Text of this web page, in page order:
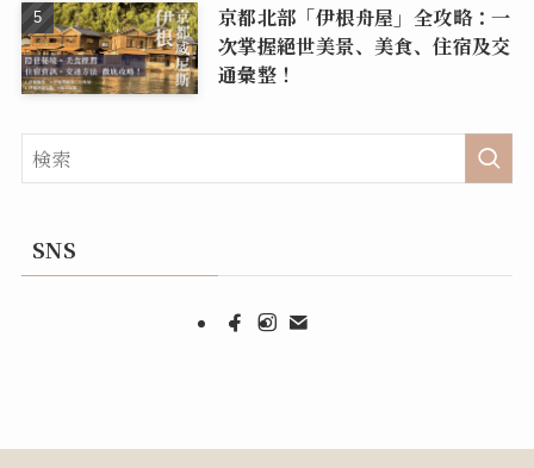
京都北部「伊根舟屋」全攻略：一
次掌握絕世美景、美食、住宿及交
通彙整！
SNS